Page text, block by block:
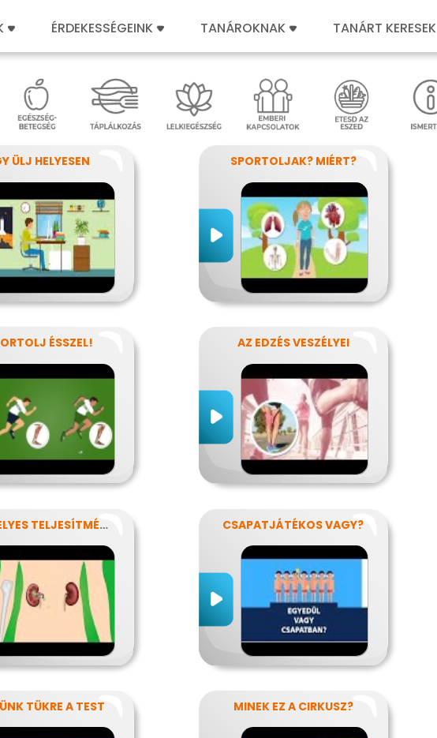
ÉRDEKESSÉGEINK TANÁROKNAK TANÁRT KERESEK
ÜLJ HELYESEN SPORTOLJAK? MIÉRT?
ÉSSZEL! AZ EDZÉS VESZÉLYEI
VESZÉLYES TELJESÍTMÉNY CSAPATJÁTÉKOS VAGY?
TÜKRE A TEST MINEK EZ A CIRKUSZ?